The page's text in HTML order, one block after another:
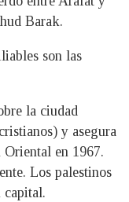
Barak.
son las
la ciudad
y asegura
Oriental en 1967.
Los palestinos
capital.